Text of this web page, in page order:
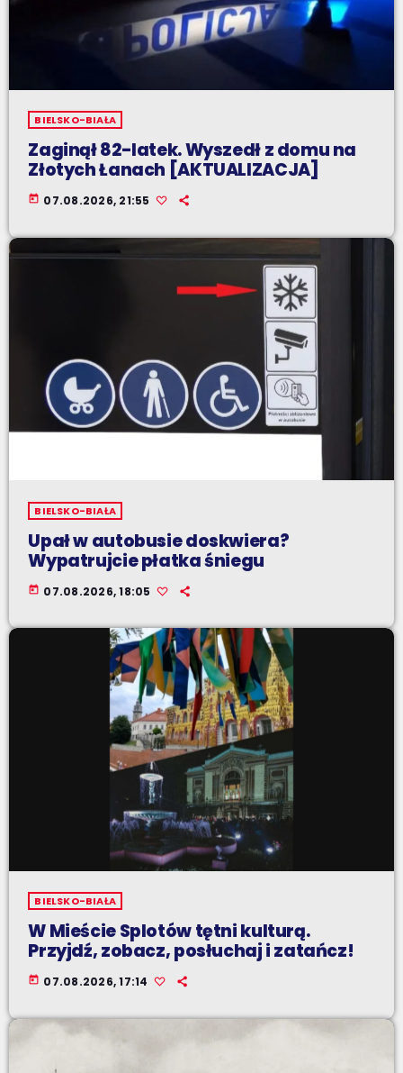
BIELSKO-BIAŁA
Zaginął 82-latek. Wyszedł z domu na
Złotych Łanach [AKTUALIZACJA]
today 07.08.2026, 21:55
BIELSKO-BIAŁA
Upał w autobusie doskwiera?
Wypatrujcie płatka śniegu
today 07.08.2026, 18:05
BIELSKO-BIAŁA
W Mieście Splotów tętni kulturą.
Przyjdź, zobacz, posłuchaj i zatańcz!
today 07.08.2026, 17:14